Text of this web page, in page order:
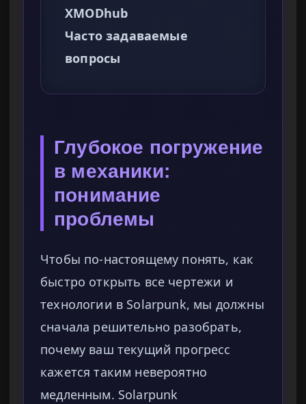
XMODhub
Часто задаваемые
вопросы
Глубокое погружение
в механики:
понимание
проблемы
Чтобы по-настоящему понять, как
быстро открыть все чертежи и
технологии в Solarpunk, мы должны
сначала решительно разобрать,
почему ваш текущий прогресс
кажется таким невероятно
медленным. Solarpunk